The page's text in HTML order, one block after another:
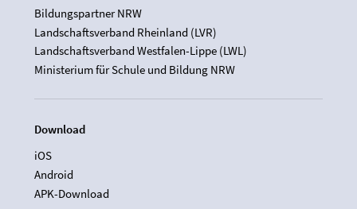
Bildungspartner NRW
Landschaftsverband Rheinland (LVR)
Landschaftsverband Westfalen-Lippe (LWL)
Ministerium für Schule und Bildung NRW
Download
iOS
Android
APK-Download